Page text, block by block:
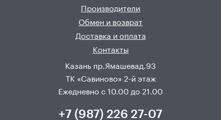
Производители
Обмен и возврат
Доставка и оплата
Контакты
Казань пр.Ямашевад.93
ТК «Савиново» 2-й этаж
Ежедневно с 10.00 до 21.00
+7 (987) 226 27-07